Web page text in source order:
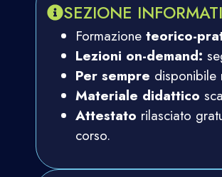
SEZIONE
Formazione teorico-
Lezioni on-demand:
Per sempre disponibile
Materiale didattico
Attestato rilasciato
corso.